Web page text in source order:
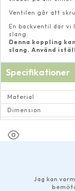
Ventilen går att
En backventil där
slang.
Denna koppling
slang. Använd
Specifikationer
Material
Dimension
Jag kan